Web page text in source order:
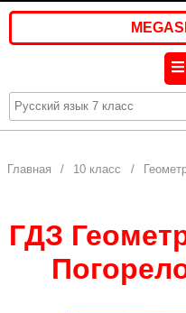
Главная 10 класс
ГДЗ